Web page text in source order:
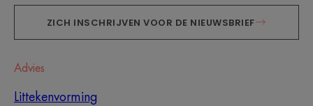
ZICH INSCHRIJVEN VOOR DE NIEUWSBRIEF
Advies
Littekenvorming